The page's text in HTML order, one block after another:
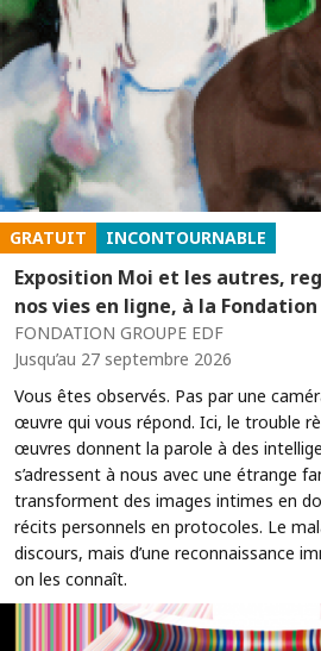
GRATUIT INCONTOURNABLE
Exposition Moi et les autres,
nos vies en ligne, à la Fondation
FONDATION GROUPE EDF
Jusqu’au 27 septembre 2026
Vous êtes observés. Pas par une
œuvre qui vous répond. Ici, le trouble
œuvres donnent la parole à des
s’adressent à nous avec une étrange
transforment des images intimes en
récits personnels en protocoles. Le
discours, mais d’une reconnaissance
on les connaît.